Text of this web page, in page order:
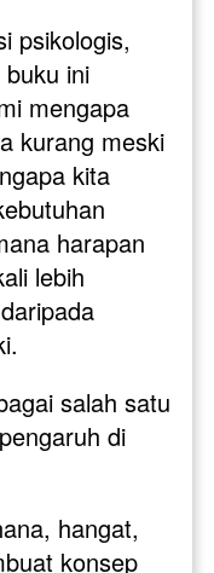
psikologis,
ini
mengapa
kurang meski
kita
harapan
lebih
salah satu
di
hangat,
konsep